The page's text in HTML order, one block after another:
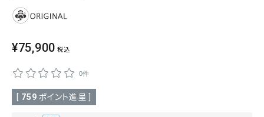
キモノ読ミモノ
SHOPPING GUIDE
ABOUT
INFORMATION
¥75,900 税込
0件
759 ポイント進呈 ]